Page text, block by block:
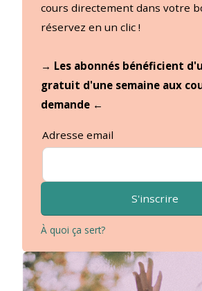
cours directement dans votre
réservez en un clic !
→ Les abonnés bénéficient
gratuit d'une semaine aux
demande ←
Adresse email
S'inscrire
À quoi ça sert?